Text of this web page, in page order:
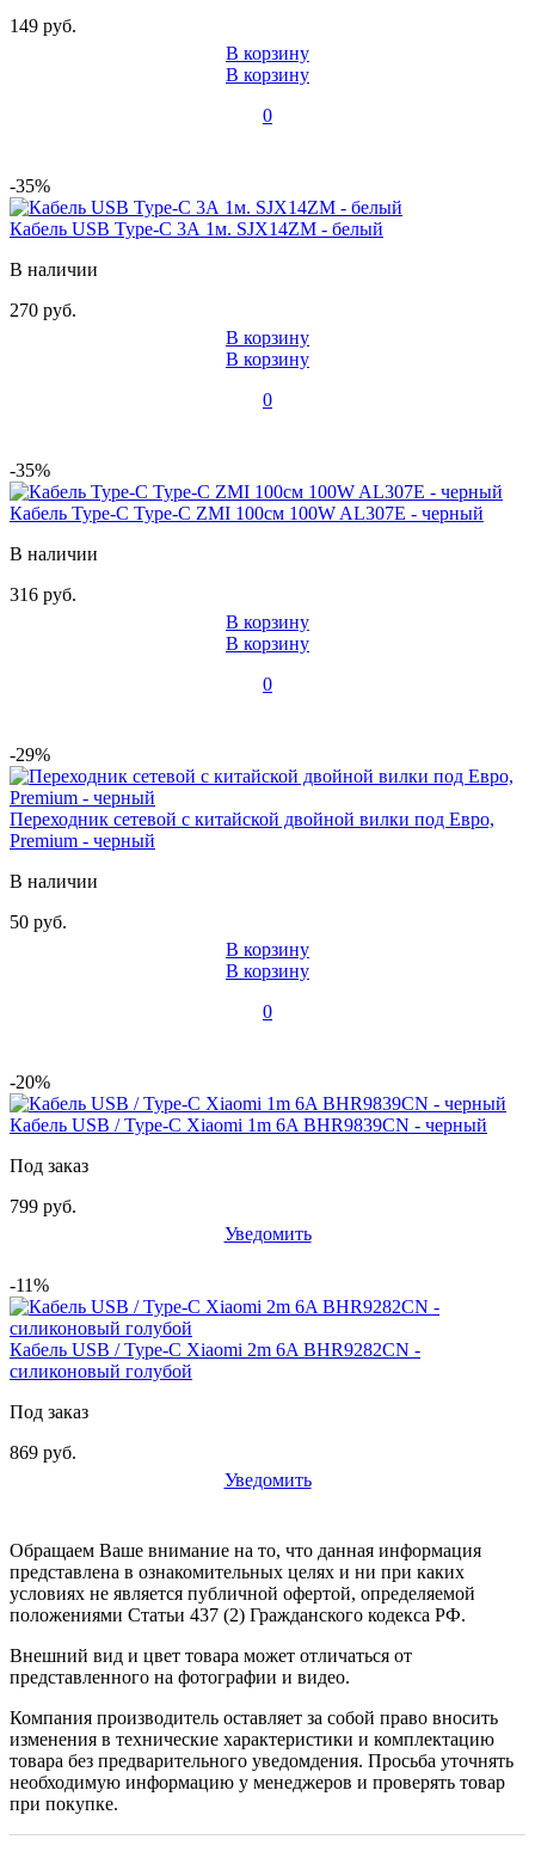
149 руб.
В корзину
В корзину
0
-35%
Кабель USB Type-C 3А 1м. SJX14ZM - белый
В наличии
270 руб.
В корзину
В корзину
0
-35%
Кабель Type-C Type-C ZMI 100см 100W AL307E - черный
В наличии
316 руб.
В корзину
В корзину
0
-29%
Переходник сетевой с китайской двойной вилки под Евро,
Premium - черный
В наличии
50 руб.
В корзину
В корзину
0
-20%
Кабель USB / Type-C Xiaomi 1m 6A BHR9839CN - черный
Под заказ
799 руб.
Уведомить
-11%
Кабель USB / Type-C Xiaomi 2m 6A BHR9282CN -
силиконовый голубой
Под заказ
869 руб.
Уведомить
Обращаем Ваше внимание на то, что данная информация
представлена в ознакомительных целях и ни при каких
условиях не является публичной офертой, определяемой
положениями Статьи 437 (2) Гражданского кодекса РФ.
Внешний вид и цвет товара может отличаться от
представленного на фотографии и видео.
Компания производитель оставляет за собой право вносить
изменения в технические характеристики и комплектацию
товара без предварительного уведомдения. Просьба уточнять
необходимую информацию у менеджеров и проверять товар
при покупке.